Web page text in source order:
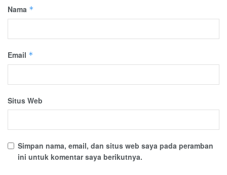
Nama *
Email *
Situs Web
Simpan nama, email, dan situs web saya pada peramban
ini untuk komentar saya berikutnya.